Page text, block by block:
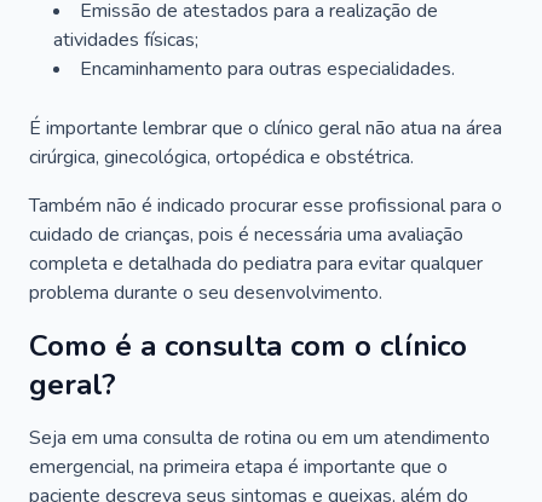
Emissão de atestados para a realização de
atividades físicas;
Encaminhamento para outras especialidades.
É importante lembrar que o clínico geral não atua na área
cirúrgica, ginecológica, ortopédica e obstétrica.
Também não é indicado procurar esse profissional para o
cuidado de crianças, pois é necessária uma avaliação
completa e detalhada do pediatra para evitar qualquer
problema durante o seu desenvolvimento.
Como é a consulta com o clínico
geral?
Seja em uma consulta de rotina ou em um atendimento
emergencial, na primeira etapa é importante que o
paciente descreva seus sintomas e queixas, além do